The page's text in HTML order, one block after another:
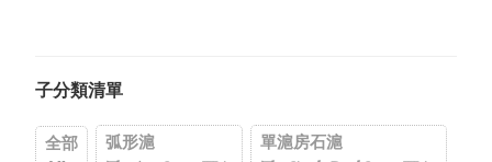
子分類清單
全部
弧形滬 單滬房石滬